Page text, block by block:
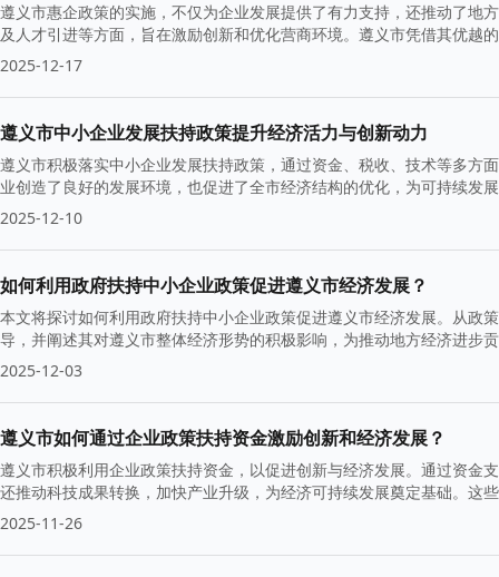
遵义市惠企政策的实施，不仅为企业发展提供了有力支持，还推动了地
及人才引进等方面，旨在激励创新和优化营商环境。遵义市凭借其优越
升级。
2025-12-17
遵义市中小企业发展扶持政策提升经济活力与创新动力
遵义市积极落实中小企业发展扶持政策，通过资金、税收、技术等多方
业创造了良好的发展环境，也促进了全市经济结构的优化，为可持续发
2025-12-10
如何利用政府扶持中小企业政策促进遵义市经济发展？
本文将探讨如何利用政府扶持中小企业政策促进遵义市经济发展。从政
导，并阐述其对遵义市整体经济形势的积极影响，为推动地方经济进步
2025-12-03
遵义市如何通过企业政策扶持资金激励创新和经济发展？
遵义市积极利用企业政策扶持资金，以促进创新与经济发展。通过资金
还推动科技成果转换，加快产业升级，为经济可持续发展奠定基础。这
2025-11-26